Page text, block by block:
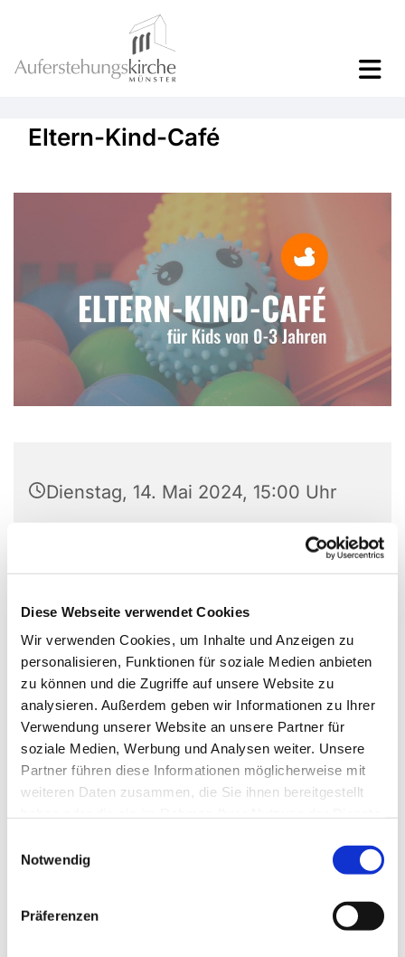
Diese Webseite verwendet Cookies
Wir verwenden Cookies, um Inhalte und Anzeigen zu
personalisieren, Funktionen für soziale Medien anbieten
zu können und die Zugriffe auf unsere Website zu
analysieren. Außerdem geben wir Informationen zu Ihrer
Verwendung unserer Website an unsere Partner für
soziale Medien, Werbung und Analysen weiter. Unsere
Partner führen diese Informationen möglicherweise mit
weiteren Daten zusammen, die Sie ihnen bereitgestellt
Notwendig
Präferenzen
Eltern-Kind-Café
Dienstag, 14. Mai 2024, 15:00 Uhr
Gemeindehaus, Großer Saal, Laerer
Für Kinder von 0-3 Jahren.